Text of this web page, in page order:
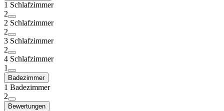
1 Schlafzimmer
2
2 Schlafzimmer
2
3 Schlafzimmer
2
4 Schlafzimmer
1
Badezimmer
1 Badezimmer
2
Bewertungen